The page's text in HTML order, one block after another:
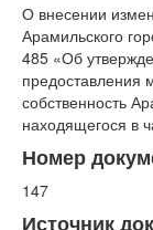
О внесении
Арамильского
485 «Об
предоставления
собственность
находящегося в
Номер
147
Источник